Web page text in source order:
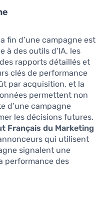
fin d’une campagne est
à des outils d’IA, les
rapports détaillés et
clés de performance
par acquisition, et la
permettent non
d’une campagne
les décisions futures.
Français du Marketing
qui utilisent
signalent une
performance des